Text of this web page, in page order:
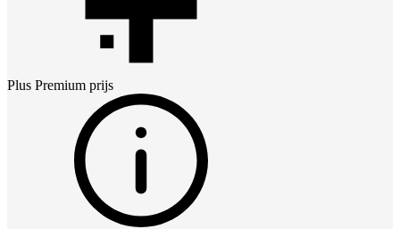
Plus Premium prijs